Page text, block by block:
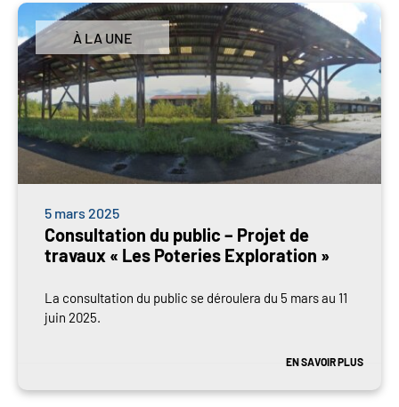
À LA UNE
5 mars 2025
Consultation du public – Projet de
travaux « Les Poteries Exploration »
La consultation du public se déroulera du 5 mars au 11
juin 2025.
EN SAVOIR PLUS